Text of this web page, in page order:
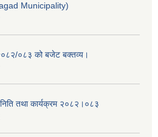
Municipality)
०८३ को बजेट बक्तव्य।
निति तथा कार्यक्रम २०८२।०८३